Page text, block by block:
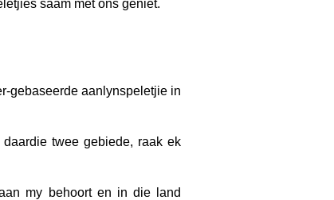
saam met ons geniet.
gebaseerde aanlynspeletjie in
twee gebiede, raak ek
my behoort en in die land